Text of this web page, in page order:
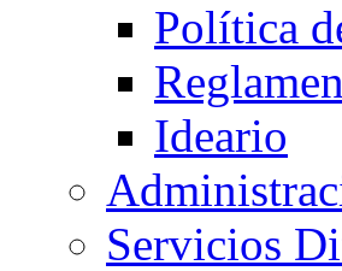
Política
Ideario
Servicios